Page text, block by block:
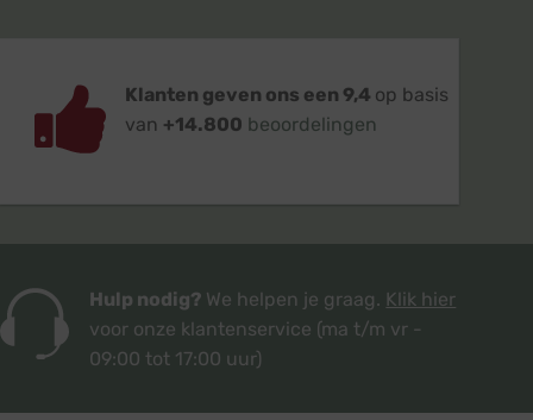
Klanten geven ons een 9,4 op basis
van +14.800 beoordelingen
Hulp nodig? We helpen je graag. Klik hier
voor onze klantenservice (ma t/m vr -
09:00 tot 17:00 uur)